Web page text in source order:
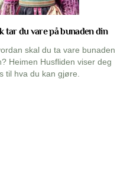
tar du vare på bunaden din
skal du ta vare bunaden
Heimen Husfliden viser deg
til hva du kan gjøre.